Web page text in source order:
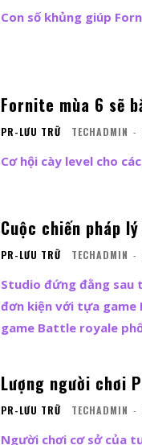
Con số khủng giúp
Fornite mùa 6 sẽ
PR-LƯU TRỮ TECHADMIN -
Cơ hội cày level cho
Cuộc chiến pháp
PR-LƯU TRỮ TECHADMIN -
Studio đứng đằng sau
đơn kiện với tựa game
game Battle royale
Lượng người chơi
PR-LƯU TRỮ TECHADMIN -
Người chơi cơ sở của